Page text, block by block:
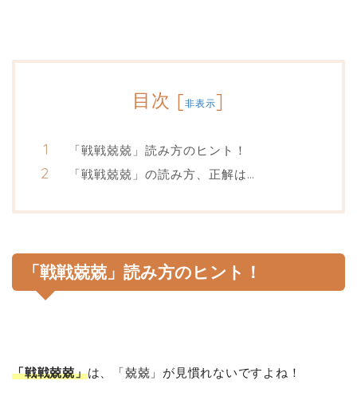
目次 [非表示]
「戦戦兢兢」読み方のヒント！
「戦戦兢兢」の読み方、正解は…
「戦戦兢兢」読み方のヒント！
「戦戦兢兢」は、「兢兢」が見慣れないですよね！